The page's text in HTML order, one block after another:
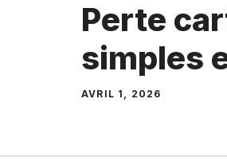
Perte
simples
AVRIL 1, 2026